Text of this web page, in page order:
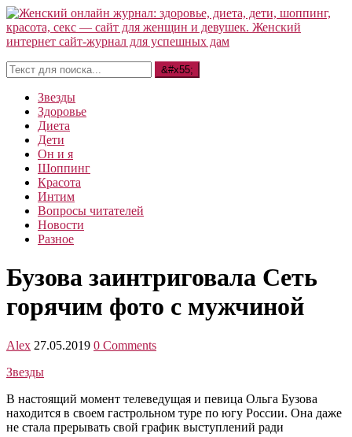
Звезды
Здоровье
Диета
Дети
Он и я
Шоппинг
Красота
Интим
Вопросы читателей
Новости
Разное
Бузова заинтриговала Сеть
горячим фото с мужчиной
Alex 27.05.2019 0 Comments
Звезды
В настоящий момент телеведущая и певица Ольга Бузова
находится в своем гастрольном туре по югу России. Она даже
не стала прерывать свой график выступлений ради